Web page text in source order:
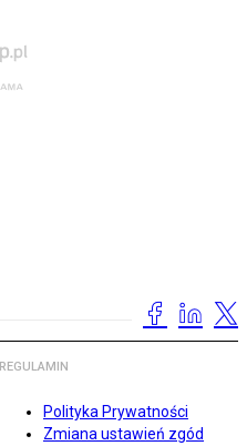
REGULAMIN
Polityka Prywatności
Zmiana ustawień zgód